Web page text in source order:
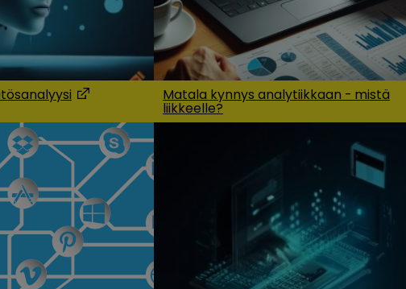
(Opens in a new window)
Matala kynnys analytiikkaan - mistä
liikkeelle?